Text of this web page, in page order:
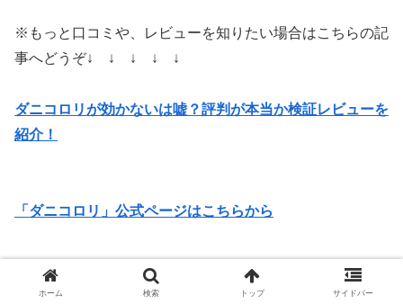
※もっと口コミや、レビューを知りたい場合はこちらの記
事へどうぞ↓ ↓ ↓ ↓ ↓
ダニコロリが効かないは嘘？評判が本当か検証レビューを
紹介！
「ダニコロリ」公式ページはこちらから
ダニを退治する方法ランキング2位：「ダニ捕
ホーム 検索 トップ サイドバー